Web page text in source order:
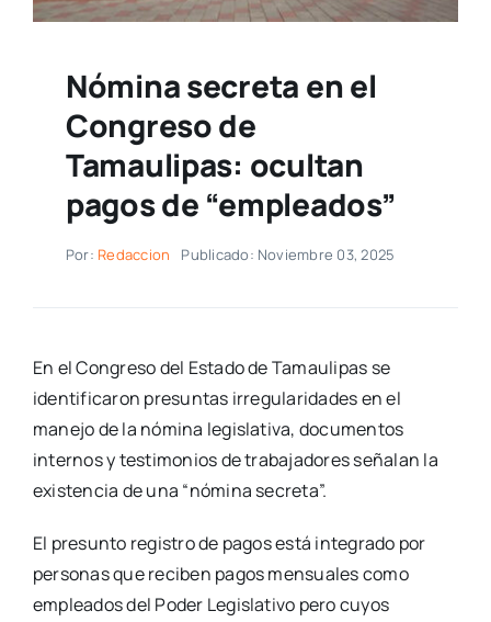
Nómina secreta en el
Congreso de
Tamaulipas: ocultan
pagos de “empleados”
Por: Redaccion Publicado: Noviembre 03, 2025
En el Congreso del Estado de Tamaulipas se
identificaron presuntas irregularidades en el
manejo de la nómina legislativa, documentos
internos y testimonios de trabajadores señalan la
existencia de una “nómina secreta”.
El presunto registro de pagos está integrado por
personas que reciben pagos mensuales como
empleados del Poder Legislativo pero cuyos